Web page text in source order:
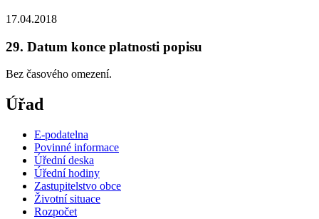
17.04.2018
29. Datum konce platnosti popisu
Bez časového omezení.
Úřad
E-podatelna
Povinné informace
Úřední deska
Úřední hodiny
Zastupitelstvo obce
Životní situace
Rozpočet